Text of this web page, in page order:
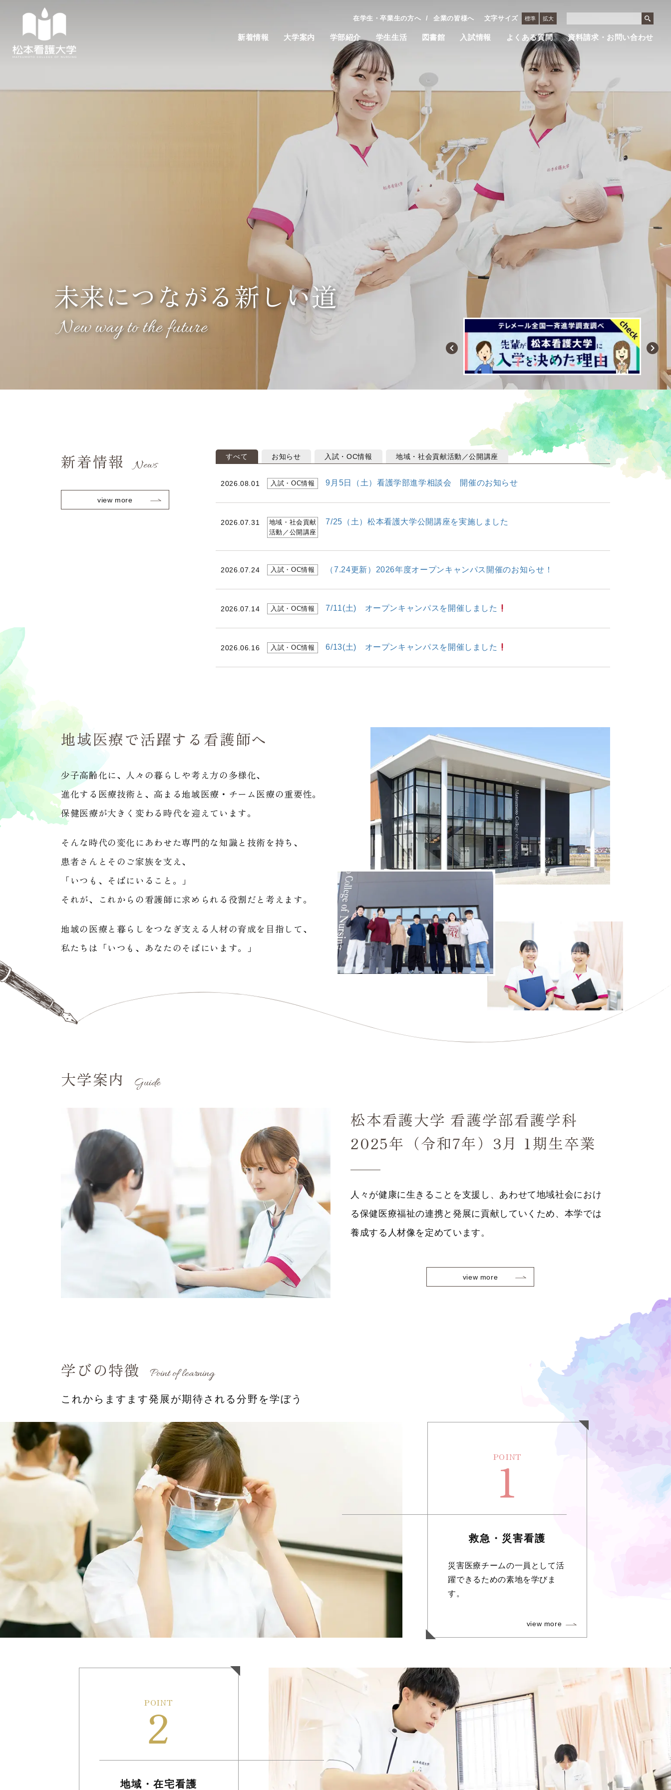
在学生・卒業生の方へ 企業の皆様へ 文字サイズ 標準 拡大
新着情報 大学案内 学部紹介 学生生活 図書館 入試情報 よくある質問 資料請求・お問い合わせ
未来につながる新しい道
New way to the future
新着情報 News
view more
すべて お知らせ 入試・OC情報 地域・社会貢献活動／公開講座
2026.08.01 入試・OC情報 9月5日（土）看護学部進学相談会 開催のお知らせ
2026.07.31
地域・社会貢献
活動／公開講座
7/25（土）松本看護大学公開講座を実施しました
2026.07.24 入試・OC情報 （7.24更新）2026年度オープンキャンパス開催のお知らせ！
2026.07.14 入試・OC情報 7/11(土) オープンキャンパスを開催しました
2026.06.16 入試・OC情報 6/13(土) オープンキャンパスを開催しました
地域医療で活躍する看護師へ
少子高齢化に、人々の暮らしや考え方の多様化、
進化する医療技術と、高まる地域医療・チーム医療の重要性。
保健医療が大きく変わる時代を迎えています。
そんな時代の変化にあわせた専門的な知識と技術を持ち、
患者さんとそのご家族を支え、
「いつも、そばにいること。」
それが、これからの看護師に求められる役割だと考えます。
地域の医療と暮らしをつなぎ支える人材の育成を目指して、
私たちは「いつも、あなたのそばにいます。」
大学案内 Guide
松本看護大学 看護学部看護学科
2025年（令和7年）3月 1期生卒業
人々が健康に生きることを支援し、あわせて地域社会におけ
る保健医療福祉の連携と発展に貢献していくため、本学では
養成する人材像を定めています。
view more
学びの特徴 Point of learning
これからますます発展が期待される分野を学ぼう
1
救急・災害看護
災害医療チームの一員として活
躍できるための素地を学びま
す。
view more
2
地域・在宅看護